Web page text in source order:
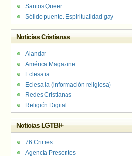
Santos Queer
Sólido puente. Espiritualidad gay
Noticias Cristianas
Alandar
América Magazine
Eclesalia
Eclesalia (información religiosa)
Redes Cristianas
Religión Digital
Noticias LGTBI+
76 Crimes
Agencia Presentes